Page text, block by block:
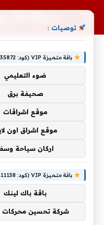
مجلة
توصيات :
باقة متميزة VIP (كود: AA35872):
ضوء التعليمي
صحيفة برق
موقع اشراقات
موقع اشراق اون
اركان سياحة
باقة متميزة VIP (كود: AA11138):
باقة باك لينك
شركة تحسين محركات